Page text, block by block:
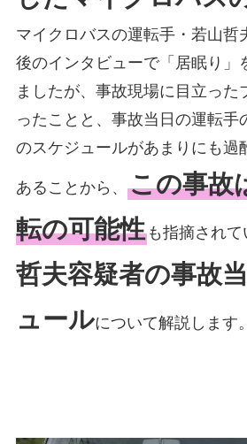
マイクロバスの運転手・若山哲
後のインタビューで「居眠り」
ましたが、事故現場に目立った
ったことと、事故当日の運転手
のスケジュールがあまりにも過
あることから、 この事故
転の可能性も指摘されて
哲夫容疑者の事故
ュールについて解説します。